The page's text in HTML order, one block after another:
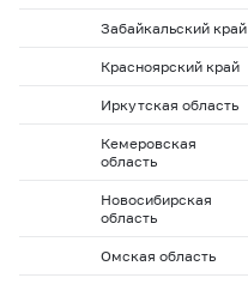
Забайкальский край
Красноярский край
Иркутская область
Кемеровская
область
Новосибирская
область
Омская область